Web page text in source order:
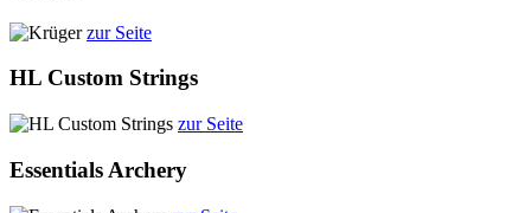
zur Seite
HL Custom Strings
zur Seite
Essentials Archery